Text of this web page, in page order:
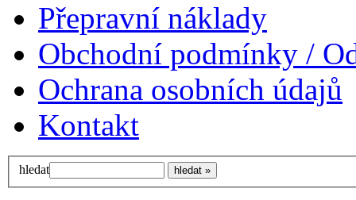
Přepravní náklady
Obchodní podmínky /
Ochrana osobních údajů
Kontakt
hledat